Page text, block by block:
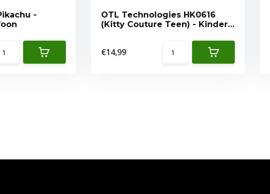
-
OTL Technologies HK0616
(Kitty Couture Teen) - Kinder
€14,99